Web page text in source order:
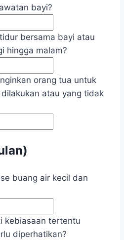
bayi?
bersama bayi atau
hingga malam?
orang tua untuk
atau yang tidak
buang air kecil dan
kebiasaan tertentu
diperhatikan?